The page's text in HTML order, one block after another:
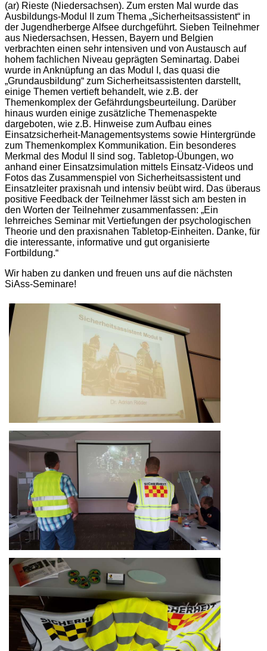
(ar) Rieste (Niedersachsen). Zum ersten Mal wurde das
Ausbildungs-Modul II zum Thema „Sicherheitsassistent“ in
der Jugendherberge Alfsee durchgeführt. Sieben Teilnehmer
aus Niedersachsen, Hessen, Bayern und Belgien
verbrachten einen sehr intensiven und von Austausch auf
hohem fachlichen Niveau geprägten Seminartag. Dabei
wurde in Anknüpfung an das Modul I, das quasi die
„Grundausbildung“ zum Sicherheitsassistenten darstellt,
einige Themen vertieft behandelt, wie z.B. der
Themenkomplex der Gefährdungsbeurteilung. Darüber
hinaus wurden einige zusätzliche Themenaspekte
dargeboten, wie z.B. Hinweise zum Aufbau eines
Einsatzsicherheit-Managementsystems sowie Hintergründe
zum Themenkomplex Kommunikation. Ein besonderes
Merkmal des Modul II sind sog. Tabletop-Übungen, wo
anhand einer Einsatzsimulation mittels Einsatz-Videos und
Fotos das Zusammenspiel von Sicherheitsassistent und
Einsatzleiter praxisnah und intensiv beübt wird. Das überaus
positive Feedback der Teilnehmer lässt sich am besten in
den Worten der Teilnehmer zusammenfassen: „Ein
lehrreiches Seminar mit Vertiefungen der psychologischen
Theorie und den praxisnahen Tabletop-Einheiten. Danke, für
die interessante, informative und gut organisierte
Fortbildung.“
Wir haben zu danken und freuen uns auf die nächsten
SiAss-Seminare!